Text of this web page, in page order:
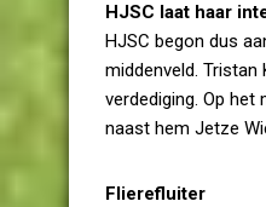
HJSC laat haar
HJSC begon dus
middenveld.
verdediging. Op
naast hem Jetze
Flierefluiter